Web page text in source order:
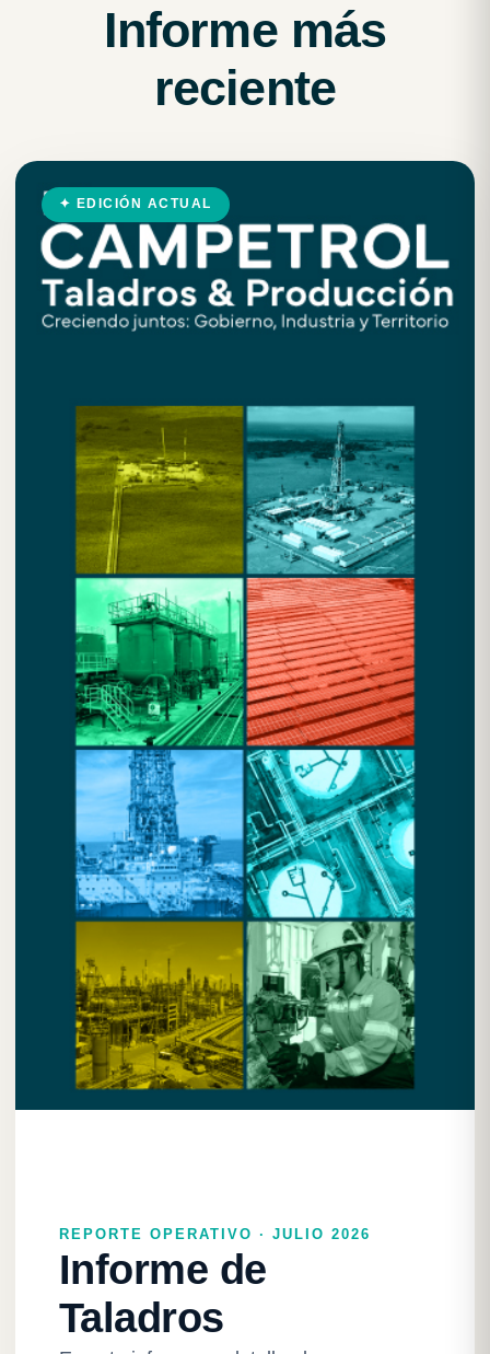
Informe más
reciente
✦ EDICIÓN ACTUAL
REPORTE OPERATIVO · JULIO 2026
Informe de
Taladros